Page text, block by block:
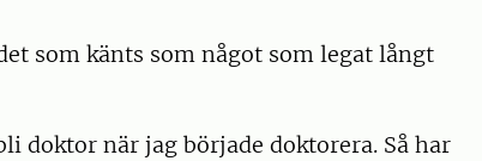
som känts som något som legat långt
doktor när jag började doktorera. Så har